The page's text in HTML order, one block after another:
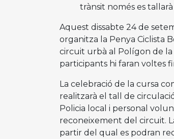
trànsit només es
Aquest dissabte 24 de
organitza la Penya Ciclista
circuit urbà al Polígon de la
participants hi faran voltes
La celebració de la cursa
realitzarà el tall de
Policia local i personal
reconeixement del circuit.
partir del qual es podran